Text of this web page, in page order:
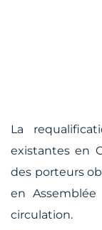
La
existantes en
des porteurs
en
circulation.